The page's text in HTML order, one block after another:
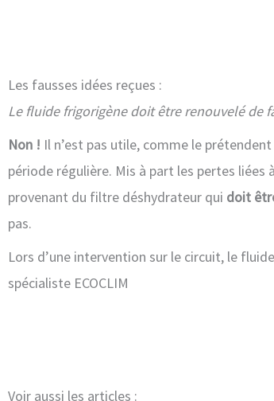
Les fausses idées reçues :
Le fluide frigorigène doit être renouvelé de
Non ! Il n’est pas utile, comme le
période régulière. Mis à part les pertes
provenant du filtre déshydrateur qui doit
pas.
Lors d’une intervention sur le circuit, le
spécialiste ECOCLIM
Voir aussi les articles :